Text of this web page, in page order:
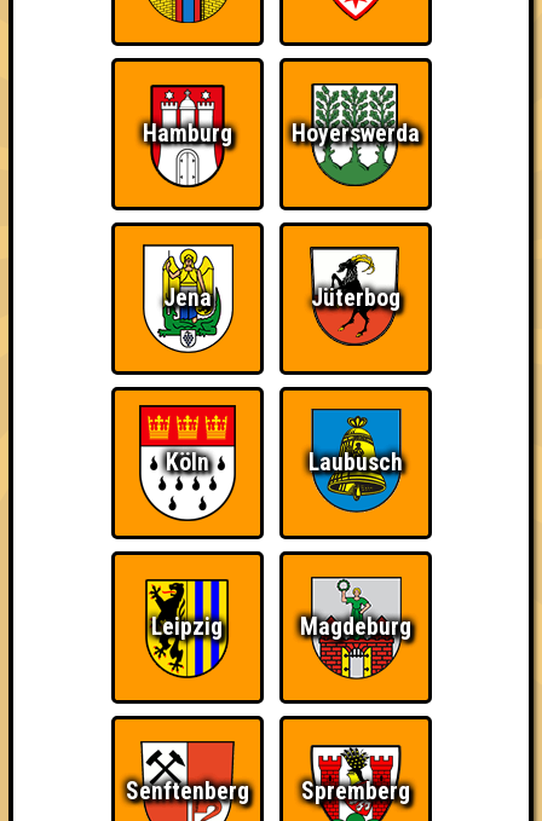
Schon wieder zum
Wiederzehn macht
Freude
Quizveteran
Wir sind immer bei
Nerven aus Stahl
The Amount of
Teilnahmen is too
Ich war da, vor 3000
Jahren
Da-Da Da! Da-Da Da! Teil der Oberschicht
Knapp daneben! So kurz vorm Sieg!
Hamburg Hoyerswerda
Jena Jüterbog
Köln Laubusch
Leipzig Magdeburg
Senftenberg Spremberg